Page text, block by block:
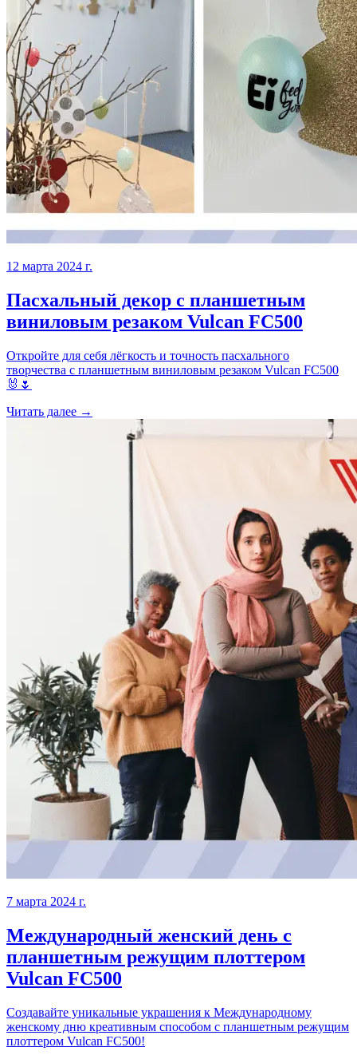
12 марта 2024 г.
Пасхальный декор с планшетным
виниловым резаком Vulcan FC500
Откройте для себя лёгкость и точность пасхального
творчества с планшетным виниловым резаком Vulcan FC500
🐰🌷
Читать далее →
7 марта 2024 г.
Международный женский день с
планшетным режущим плоттером
Vulcan FC500
Создавайте уникальные украшения к Международному
женскому дню креативным способом с планшетным режущим
плоттером Vulcan FC500!